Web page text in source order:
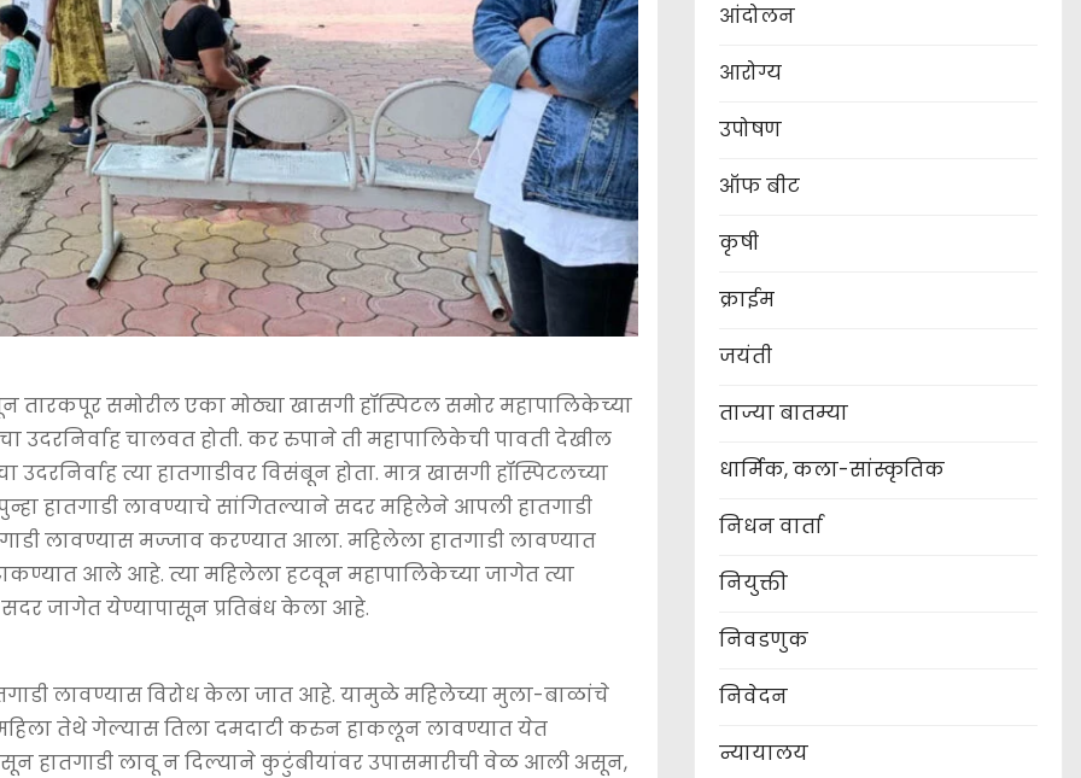
तारकपूर समोरील एका मोठ्या खासगी हॉस्पिटल समोर महापालिकेच्या
उदरनिर्वाह चालवत होती. कर रुपाने ती महापालिकेची पावती देखील
त्या हातगाडीवर विसंबून होता. मात्र खासगी हॉस्पिटलच्या
हातगाडी लावण्याचे सांगितल्याने सदर महिलेने आपली हातगाडी
लावण्यास मज्जाव करण्यात आला. महिलेला हातगाडी लावण्यात
आले आहे. त्या महिलेला हटवून महापालिकेच्या जागेत त्या
जागेत येण्यापासून प्रतिबंध केला आहे.
लावण्यास विरोध केला जात आहे. यामुळे महिलेच्या मुला-बाळांचे
तेथे गेल्यास तिला दमदाटी करुन हाकलून लावण्यात येत
हातगाडी लावू न दिल्याने कुटुंबीयांवर उपासमारीची वेळ आली असून,
आंदोलन
आरोग्य
उपोषण
ऑफ बीट
कृषी
क्राईम
जयंती
ताज्या बातम्या
धार्मिक, कला-सांस्कृतिक
निधन वार्ता
नियुक्ती
निवडणुक
निवेदन
न्यायालय